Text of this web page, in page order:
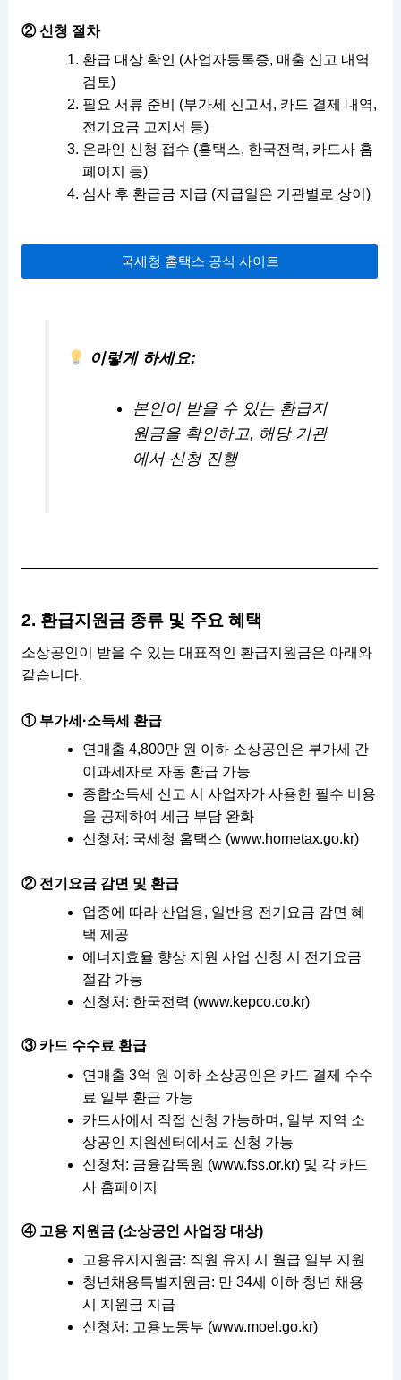
② 신청 절차
환급 대상 확인 (사업자등록증, 매출 신고 내역
검토)
필요 서류 준비 (부가세 신고서, 카드 결제 내역,
전기요금 고지서 등)
온라인 신청 접수 (홈택스, 한국전력, 카드사 홈
페이지 등)
심사 후 환급금 지급 (지급일은 기관별로 상이)
국세청 홈택스 공식 사이트
이렇게 하세요:
본인이 받을 수 있는 환급지
원금을 확인하고, 해당 기관
에서 신청 진행
2. 환급지원금 종류 및 주요 혜택
소상공인이 받을 수 있는 대표적인 환급지원금은 아래와
같습니다.
① 부가세·소득세 환급
연매출 4,800만 원 이하 소상공인은 부가세 간
이과세자로 자동 환급 가능
종합소득세 신고 시 사업자가 사용한 필수 비용
을 공제하여 세금 부담 완화
신청처: 국세청 홈택스 (www.hometax.go.kr)
② 전기요금 감면 및 환급
업종에 따라 산업용, 일반용 전기요금 감면 혜
택 제공
에너지효율 향상 지원 사업 신청 시 전기요금
절감 가능
신청처: 한국전력 (www.kepco.co.kr)
③ 카드 수수료 환급
연매출 3억 원 이하 소상공인은 카드 결제 수수
료 일부 환급 가능
카드사에서 직접 신청 가능하며, 일부 지역 소
상공인 지원센터에서도 신청 가능
신청처: 금융감독원 (www.fss.or.kr) 및 각 카드
사 홈페이지
④ 고용 지원금 (소상공인 사업장 대상)
고용유지지원금: 직원 유지 시 월급 일부 지원
청년채용특별지원금: 만 34세 이하 청년 채용
시 지원금 지급
신청처: 고용노동부 (www.moel.go.kr)